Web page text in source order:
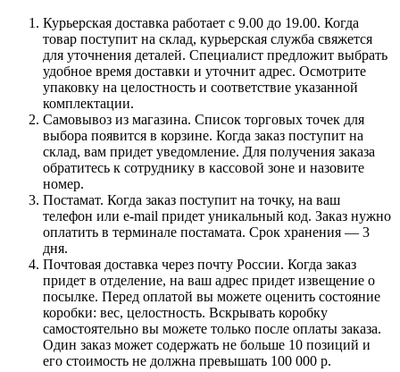
Курьерская доставка работает с 9.00 до 19.00. Когда
товар поступит на склад, курьерская служба свяжется
для уточнения деталей. Специалист предложит выбрать
удобное время доставки и уточнит адрес. Осмотрите
упаковку на целостность и соответствие указанной
комплектации.
Самовывоз из магазина. Список торговых точек для
выбора появится в корзине. Когда заказ поступит на
склад, вам придет уведомление. Для получения заказа
обратитесь к сотруднику в кассовой зоне и назовите
номер.
Постамат. Когда заказ поступит на точку, на ваш
телефон или e-mail придет уникальный код. Заказ нужно
оплатить в терминале постамата. Срок хранения — 3
дня.
Почтовая доставка через почту России. Когда заказ
придет в отделение, на ваш адрес придет извещение о
посылке. Перед оплатой вы можете оценить состояние
коробки: вес, целостность. Вскрывать коробку
самостоятельно вы можете только после оплаты заказа.
Один заказ может содержать не больше 10 позиций и
его стоимость не должна превышать 100 000 р.